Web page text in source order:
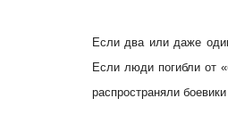
Если два или даже
Если люди погибли от
распространяли